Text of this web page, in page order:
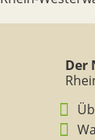
Der